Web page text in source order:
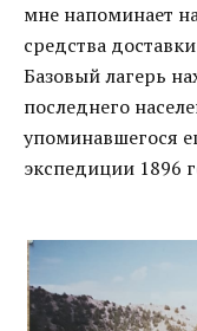
мне напоминает
средства
Базовый лагерь
последнего
упоминавшегося
экспедиции 1896